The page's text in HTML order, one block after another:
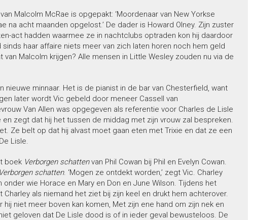
Malcolm McRae is opgepakt: ‘Moordenaar van New Yorkse
acht maanden opgelost.’ De dader is Howard Olney. Zijn zuster
act hadden waarmee ze in nachtclubs optraden kon hij daardoor
haar affaire niets meer van zich laten horen noch hem geld
Malcolm krijgen? Alle mensen in Little Wesley zouden nu via de
minnaar. Het is de pianist in de bar van Chesterfield, want
later wordt Vic gebeld door meneer Cassell van
Van Allen was opgegeven als referentie voor Charles de Lisle
zegt dat hij het tussen de middag met zijn vrouw zal bespreken.
Ze belt op dat hij alvast moet gaan eten met Trixie en dat ze een
Lisle.
boek Verborgen schattenvan Phil Cowan bij Phil en Evelyn Cowan.
Verborgen schatten. ‘Mogen ze ontdekt worden,’ zegt Vic. Charley
wie Horace en Mary en Don en June Wilson. Tijdens het
als niemand het ziet bij zijn keel en drukt hem achterover.
niet meer boven kan komen, Met zijn ene hand om zijn nek en
geloven dat De Lisle dood is of in ieder geval bewusteloos. De